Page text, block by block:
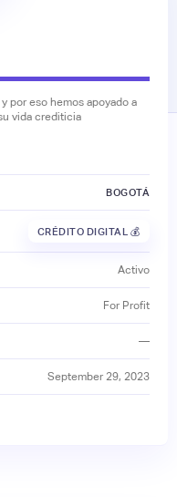
por eso hemos apoyado a
vida crediticia
BOGOTÁ
CRÉDITO DIGITAL 💰
Activo
For Profit
—
September 29, 2023